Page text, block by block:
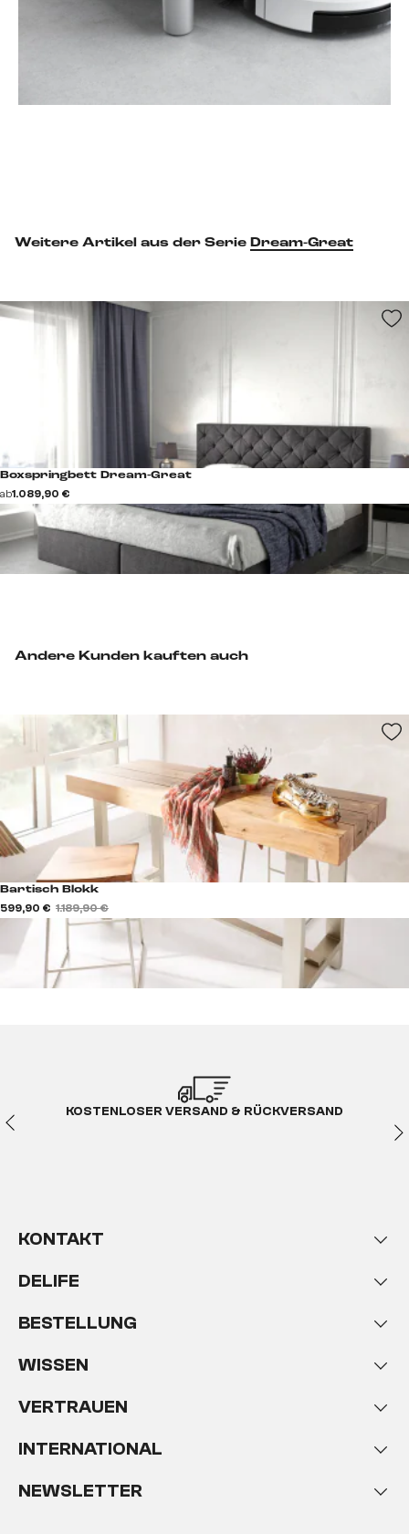
Fußset hinzufügen
Andere Kunden kauften auch
Bartisch Blokk
599,90 € 1.189,90 €
Weitere Artikel aus der Serie Dream-Great
Boxspringbett Dream-Great
ab1.089,90 €
KOSTENLOSER VERSAND & RÜCKVERSAND
KONTAKT
DELIFE
BESTELLUNG
WISSEN
VERTRAUEN
INTERNATIONAL
NEWSLETTER